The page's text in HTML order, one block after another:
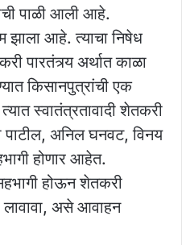
पाळी आली आहे.
झाला आहे. त्याचा निषेध
पारतंत्र्य अर्थात काळा
किसानपुत्रांची एक
स्वातंत्रतावादी शेतकरी
पाटील, अनिल घनवट, विनय
होणार आहेत.
होऊन शेतकरी
लावावा, असे आवाहन